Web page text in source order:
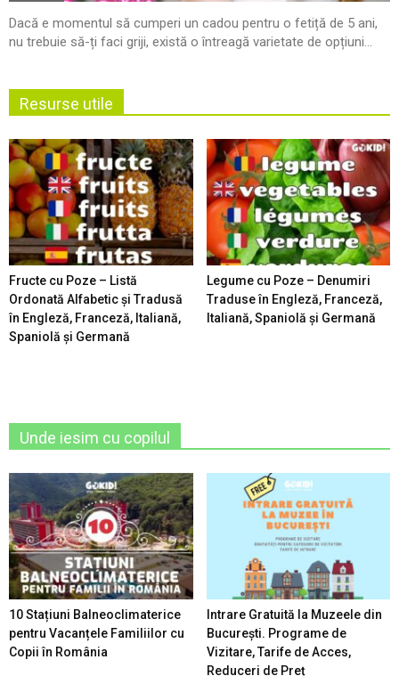
Dacă e momentul să cumperi un cadou pentru o fetiță de 5 ani,
nu trebuie să-ți faci griji, există o întreagă varietate de opțiuni...
Resurse utile
Fructe cu Poze – Listă
Ordonată Alfabetic şi Tradusă
în Engleză, Franceză, Italiană,
Spaniolă şi Germană
Legume cu Poze – Denumiri
Traduse în Engleză, Franceză,
Italiană, Spaniolă şi Germană
Unde iesim cu copilul
10 Stațiuni Balneoclimaterice
pentru Vacanțele Familiilor cu
Copii în România
Intrare Gratuită la Muzeele din
București. Programe de
Vizitare, Tarife de Acces,
Reduceri de Preț